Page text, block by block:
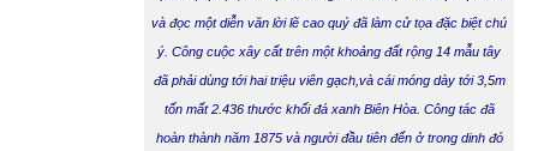
và đọc một diễn văn lời lẽ cao quý đã làm cử tọa đặc biệt chú
ý. Công cuộc xây cất trên một khoảng đất rộng 14 mẫu tây
đã phải dùng tới hai triệu viên gạch,và cái móng dày tới 3,5m
tốn mất 2.436 thước khối đá xanh Biên Hòa. Công tác đã
hoàn thành năm 1875 và người đầu tiên đến ở trong dinh đó